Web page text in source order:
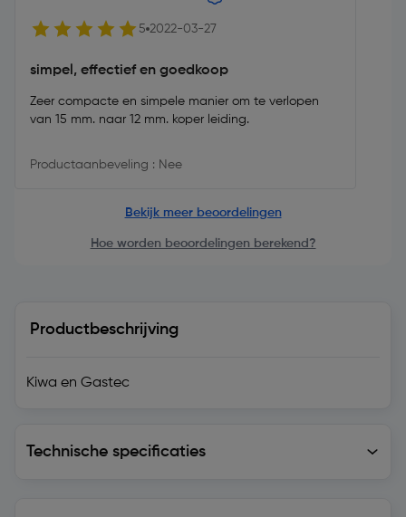
5 2022-03-27
simpel, effectief en goedkoop
Zeer compacte en simpele manier om te verlopen
van 15 mm. naar 12 mm. koper leiding.
Productaanbeveling : Nee
Bekijk meer beoordelingen
Hoe worden beoordelingen berekend?
Productbeschrijving
Kiwa en Gastec
Technische specificaties